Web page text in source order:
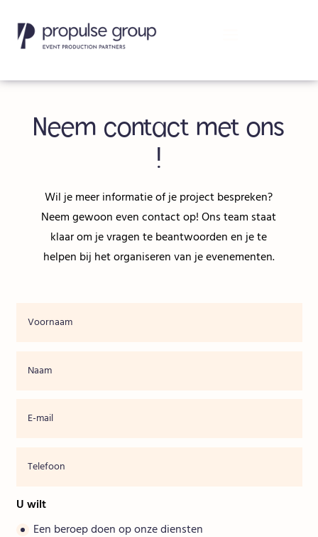
Neem contact met ons
!
Wil je meer informatie of je project bespreken?
Neem gewoon even contact op! Ons team staat
klaar om je vragen te beantwoorden en je te
helpen bij het organiseren van je evenementen.
U wilt
Een beroep doen op onze diensten